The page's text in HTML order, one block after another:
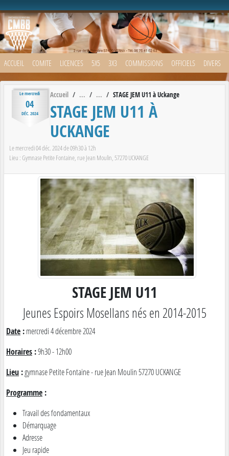
ACCUEIL COMITE LICENCES 5X5 3X3 COMMISSIONS OFFICIELS DIVERS
Lemercredi
04
DÉC. 2024
Accueil STAGE JEM U11 à Uckange
STAGE JEM U11 À
UCKANGE
Lemercredi04déc. 2024de 09h30 à 12h
Lieu :Gymnase Petite Fontaine, rue Jean Moulin, 57270UCKANGE
STAGE JEM U11
Jeunes Espoirs Mosellans nés en 2014-2015
Date :mercredi 4 décembre 2024
Horaires :9h30 - 12h00
Lieu :gymnase Petite Fontaine - rue Jean Moulin 57270 UCKANGE
Programme :
Travail des fondamentaux
Démarquage
Adresse
Jeu rapide